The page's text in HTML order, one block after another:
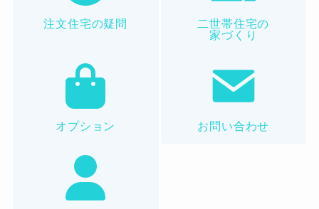
注文住宅の疑問
二世帯住宅の
家づくり
オプション お問い合わせ